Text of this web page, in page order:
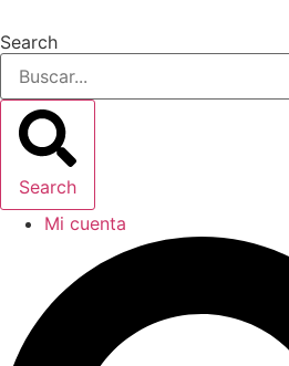
e
al
contenido
Search
Search
Mi cuenta